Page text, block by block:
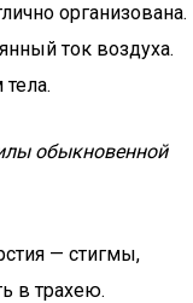
организована.
ток воздуха.
обыкновенной
— стигмы,
в трахею.